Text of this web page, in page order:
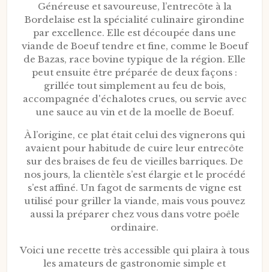
Généreuse et savoureuse, l’entrecôte à la
Bordelaise est la spécialité culinaire girondine
par excellence. Elle est découpée dans une
viande de Boeuf tendre et fine, comme le Boeuf
de Bazas, race bovine typique de la région. Elle
peut ensuite être préparée de deux façons :
grillée tout simplement au feu de bois,
accompagnée d'échalotes crues, ou servie avec
une sauce au vin et de la moelle de Boeuf.
À l’origine, ce plat était celui des vignerons qui
avaient pour habitude de cuire leur entrecôte
sur des braises de feu de vieilles barriques. De
nos jours, la clientèle s’est élargie et le procédé
s’est affiné. Un fagot de sarments de vigne est
utilisé pour griller la viande, mais vous pouvez
aussi la préparer chez vous dans votre poêle
ordinaire.
Voici une recette très accessible qui plaira à tous
les amateurs de gastronomie simple et